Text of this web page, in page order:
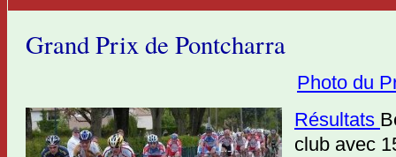
Grand Prix de Pontcharra
Photo du
Résultats
club avec